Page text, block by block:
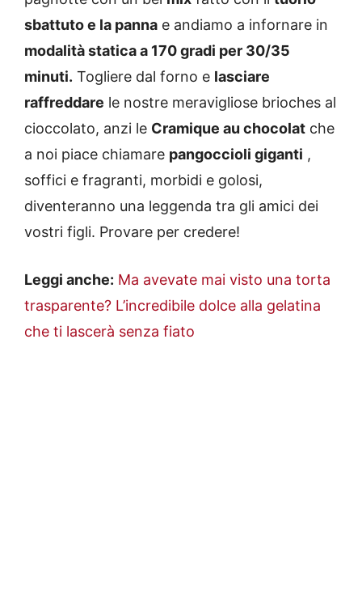
sbattuto e la panna e andiamo a infornare in
modalità statica a 170 gradi per 30/35
minuti. Togliere dal forno e lasciare
raffreddare le nostre meravigliose brioches al
cioccolato, anzi le Cramique au chocolat che
a noi piace chiamare pangoccioli giganti ,
soffici e fragranti, morbidi e golosi,
diventeranno una leggenda tra gli amici dei
vostri figli. Provare per credere!
Leggi anche: Ma avevate mai visto una torta
trasparente? L’incredibile dolce alla gelatina
che ti lascerà senza fiato